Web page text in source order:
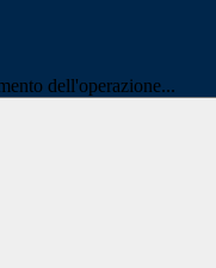
dell'operazione...